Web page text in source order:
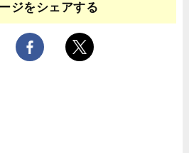
ジをシェアする